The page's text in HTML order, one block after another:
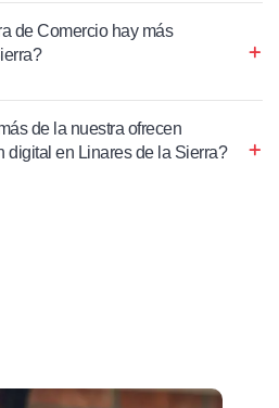
de Comercio hay más
de la nuestra ofrecen
digital en Linares de la Sierra?